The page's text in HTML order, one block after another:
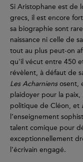
Si Aristophane est de
grecs, il est encore
sa biographie sont
naissance ni celle de
tout au plus peut-on
qu'il vécut entre 450
révèlent, à défaut de
Les Acharniensosent,
plaidoyer pour la paix,
politique de Cléon, et
l’enseignement
talent comique pour
exceptionnellement
l’écrivain engagé.